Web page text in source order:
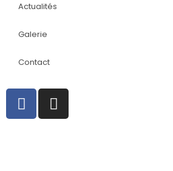
Actualités
Galerie
Contact